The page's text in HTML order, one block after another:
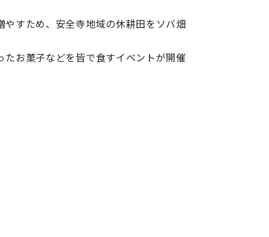
すため、安全寺地域の休耕田をソバ畑
お菓子などを皆で食すイベントが開催